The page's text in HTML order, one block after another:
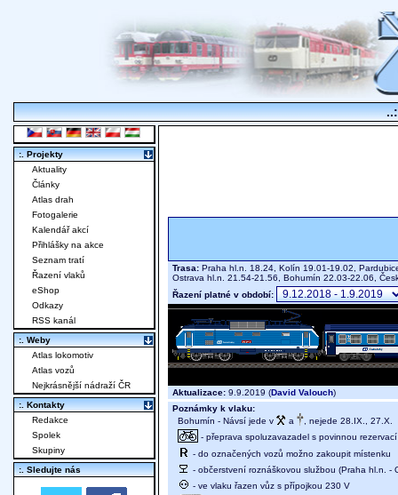
Trasa: Praha hl.n. 18.24, Kolín 19.01-19.02,
Ostrava hl.n. 21.54-21.56, Bohumín 22.03-22.06,
Řazení platné v období:
Aktualizace: 9.9.2019 (David Valouch)
Poznámky k vlaku:
Bohumín - Návsí jede v
a
, nejede 28.IX., 27.X.
- přeprava spoluzavazadel s povinnou
- do označených vozů možno zakoupit místenku
- občerstvení roznáškovou službou (Praha hl.n. -
- ve vlaku řazen vůz s přípojkou 230 V
:. Projekty
Aktuality
Články
Atlas drah
Fotogalerie
Kalendář akcí
Přihlášky na akce
Seznam tratí
Řazení vlaků
eShop
Odkazy
RSS kanál
:. Weby
Atlas lokomotiv
Atlas vozů
Nejkrásnější nádraží ČR
:. Kontakty
Redakce
Spolek
Skupiny
:. Sledujte nás